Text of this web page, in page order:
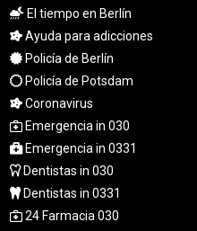
NAD 18.828807
NGN
1572.383836
NIO 42.477873
NOK 10.994271
NPR 175.774208
NZD 1.965005
OMR 0.443012
PAB 1.154359
PEN 3.901993
PHP 70.186213
El tiempo en Berlín
Ayuda para adicciones
Policía de Berlín
Policía de Potsdam
Coronavirus
Emergencia in 030
Emergencia in 0331
Dentistas in 030
Dentistas in 0331
24 Farmacia 030